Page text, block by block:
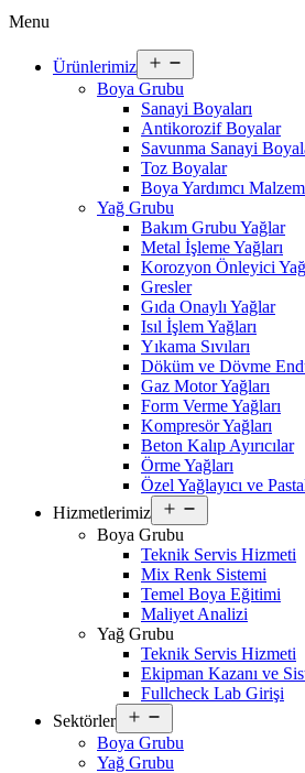
Menu
Ürünlerimiz
menu
Boya Grubu
Sanayi Boyaları
Antikorozif Boyalar
Savunma Sanayi
Toz Boyalar
Boya Yardımcı
Yağ Grubu
Bakım Grubu Yağlar
Metal İşleme Yağları
Korozyon Önleyici
Gresler
Gıda Onaylı Yağlar
Isıl İşlem Yağları
Yıkama Sıvıları
Döküm ve Dövme
Gaz Motor Yağları
Form Verme Yağları
Kompresör Yağları
Beton Kalıp Ayırıcılar
Örme Yağları
Özel Yağlayıcı ve
Hizmetlerimiz
menu
Boya Grubu
Teknik Servis Hizmeti
Mix Renk Sistemi
Temel Boya Eğitimi
Maliyet Analizi
Yağ Grubu
Teknik Servis Hizmeti
Ekipman Kazanı ve
Fullcheck Lab Girişi
Sektörler
menu
Boya Grubu
Yağ Grubu